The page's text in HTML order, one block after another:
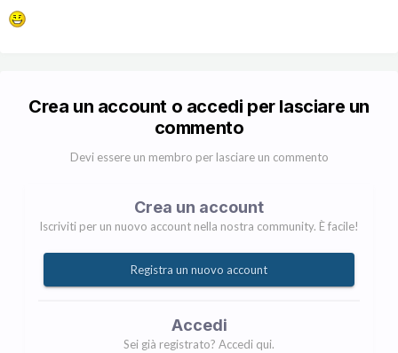
Crea un account o accedi per lasciare un
commento
Devi essere un membro per lasciare un commento
Crea un account
Iscriviti per un nuovo account nella nostra community. È facile!
Registra un nuovo account
Accedi
Sei già registrato? Accedi qui.